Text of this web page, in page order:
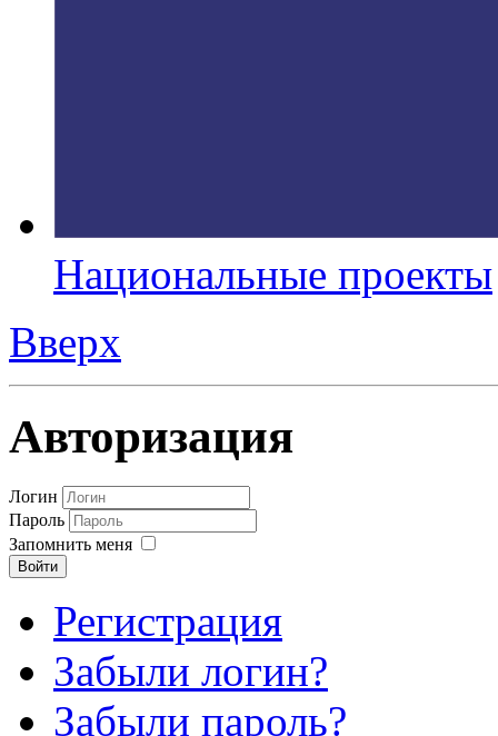
Национальные проекты
Вверх
Авторизация
Логин
Пароль
Запомнить меня
Войти
Регистрация
Забыли логин?
Забыли пароль?